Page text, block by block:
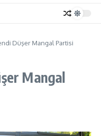
Düşer Mangal Partisi
Mangal